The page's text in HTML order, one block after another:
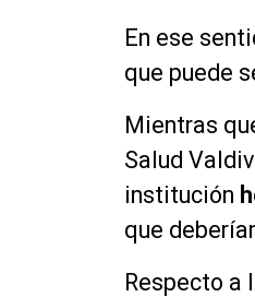
En ese
que puede
Mientras
Salud
institución
que
Respecto a